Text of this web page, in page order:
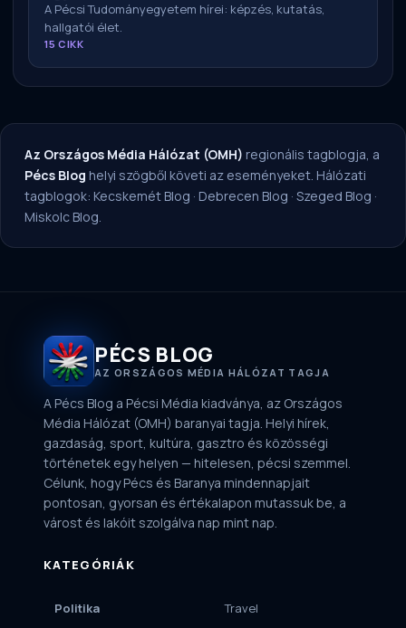
A Pécsi Tudományegyetem hírei: képzés, kutatás,
hallgatói élet.
15 CIKK
Az Országos Média Hálózat (OMH) regionális tagblogja, a
Pécs Blog helyi szögből követi az eseményeket. Hálózati
tagblogok: Kecskemét Blog · Debrecen Blog · Szeged Blog ·
Miskolc Blog.
PÉCS BLOG
AZ ORSZÁGOS MÉDIA HÁLÓZAT TAGJA
A Pécs Blog a Pécsi Média kiadványa, az Országos
Média Hálózat (OMH) baranyai tagja. Helyi hírek,
gazdaság, sport, kultúra, gasztro és közösségi
történetek egy helyen — hitelesen, pécsi szemmel.
Célunk, hogy Pécs és Baranya mindennapjait
pontosan, gyorsan és értékalapon mutassuk be, a
várost és lakóit szolgálva nap mint nap.
KATEGÓRIÁK
Politika Travel